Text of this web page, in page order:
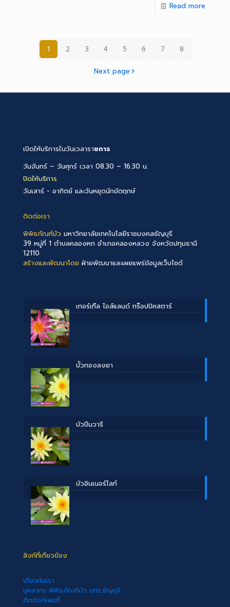
Read more
1 2 3 4 5 6 7 8
Next page
เปิดให้บริการในวันเวลาราชการ
วันจันทร์ – วันศุกร์ เวลา 08.30 – 16.30 น.
ปิดให้บริการ
วันเสาร์ - อาทิตย์ และวันหยุดนักขัตฤกษ์
ติดต่อเรา
พิพิธภัณฑ์บัว มหาวิทยาลัยเทคโนโลยีราชมงคลธัญบุรี
39 หมู่ที่ 1 ตำบลคลองหก อำเภอคลองหลวง จังหวัดปทุมธานี
12110
สร้างและพัฒนาโดย ฝ่ายพัฒนาและเผยแพร่ข้อมูลเว็บไซต์
เทอร์เทิ้ล ไอส์แลนด์ ทร๊อปปิคสตาร์
บััวทองลงยา
บัวปิ่นวารี
บัวอินเนอร์ไลท์
ลิงก์ที่เกี่ยวข้อง
เกี่ยวกับเรา
บุคลากร พิพิธภัณฑ์บัว มทร.ธัญบุรี
ติดต่อ/แผนที่